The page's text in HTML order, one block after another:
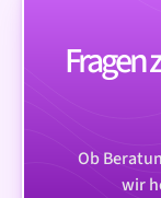
Fragen
Ob
wir